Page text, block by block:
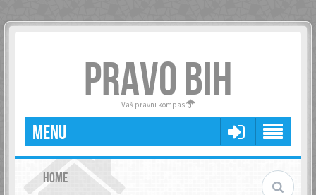
PRAVO BIH
Vaš pravni kompas
MENU
HOME